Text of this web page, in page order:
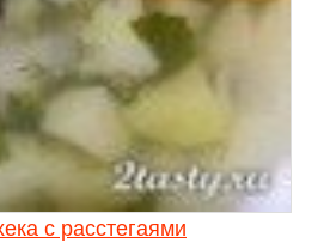
с расстегаями